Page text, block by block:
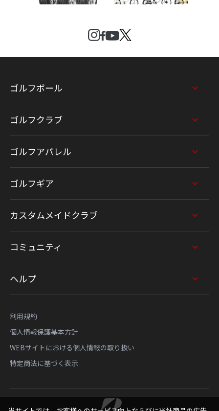
ゴルフボール
ゴルフクラブ
ゴルフアパレル
ゴルフギア
カスタムメイドクラブ
コミュニティ
ヘルプ
利用規約
個人情報保護基本方針
WEBサイトにおける個人情報の取り扱い
特定商法に基づく表示